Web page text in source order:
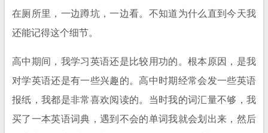
在厕所里，一边蹲坑，一边看。不知道为什么直到今天我
还能记得这个细节。
高中期间，我学习英语还是比较用功的。根本原因，是我
对学英语还是有一些兴趣的。高中时期经常会发一些英语
报纸，我都是非常喜欢阅读的。当时我的词汇量不够，我
买了一本英语词典，遇到不会的单词我就会划出来，然后